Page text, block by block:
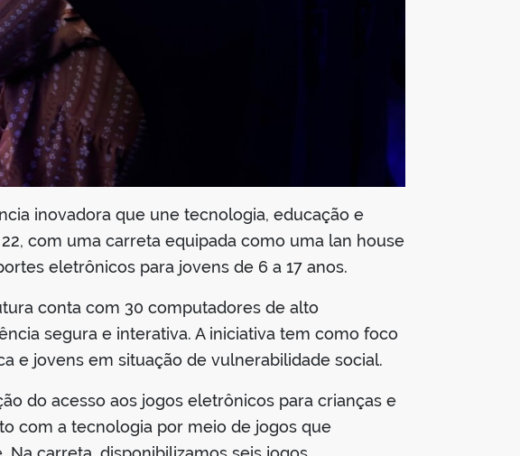
inovadora que une tecnologia, educação e
com uma carreta equipada como uma lan house
eletrônicos para jovens de 6 a 17 anos.
conta com 30 computadores de alto
segura e interativa. A iniciativa tem como foco
e jovens em situação de vulnerabilidade social.
do acesso aos jogos eletrônicos para crianças e
com a tecnologia por meio de jogos que